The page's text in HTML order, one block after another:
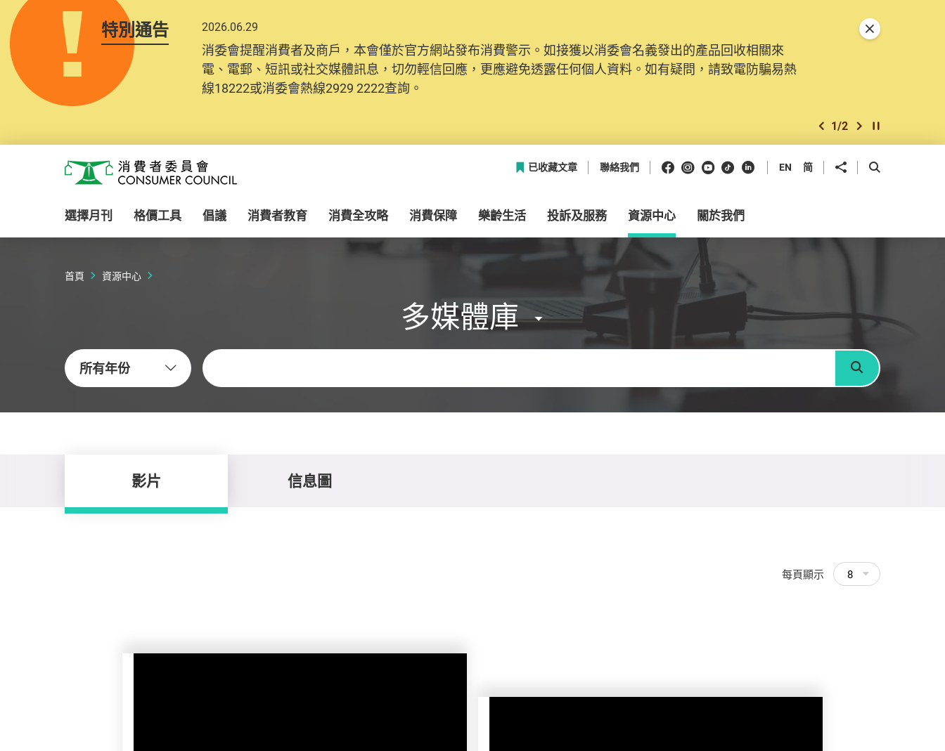
特別通告 2026.06.29
消委會提醒消費者及商戶，本會僅於官方網站發布消費警示。如接獲以消委會名義發出的產品回收相關來
電、電郵、短訊或社交媒體訊息，切勿輕信回應，更應避免透露任何個人資料。如有疑問，請致電防騙易熱
線18222或消委會熱線2929 2222查詢。
2025.10.31
為提升使用者體驗及網絡安全，本會的投訴處理系統已經進行升級及推出新功能。由2025年11月10日起，
消費者需要提供基本聯絡資料（包括姓名、電郵及電話）註冊帳戶，才可提交投訴、查詢及建議。所有提交
紀錄將清晰整合於帳戶中，方便日後作出跟進。
上一個
2/2 下一個開始/暫停幻燈
關閉特別通告
消費者委員會
已收藏文章 聯絡我們 Facebook
Instagram
Youtube
抖音領英 EN 简 分享到 開啟搜尋框
選擇月刊 格價工具 倡議 消費者教育 消費全攻略 消費保障 樂齡生活 投訴及服務 資源中心 關於我們
首頁 資源中心
多媒體庫
所有年份
關鍵字
搜尋
影片 信息圖
每頁顯示 8